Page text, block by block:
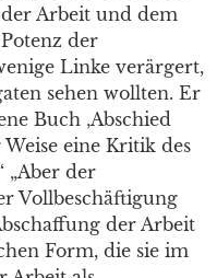
Arbeit und dem
der
Linke verärgert,
sehen wollten. Er
Buch ‚Abschied
eine Kritik des
„Aber der
Vollbeschäftigung
der Arbeit
Form, die sie im